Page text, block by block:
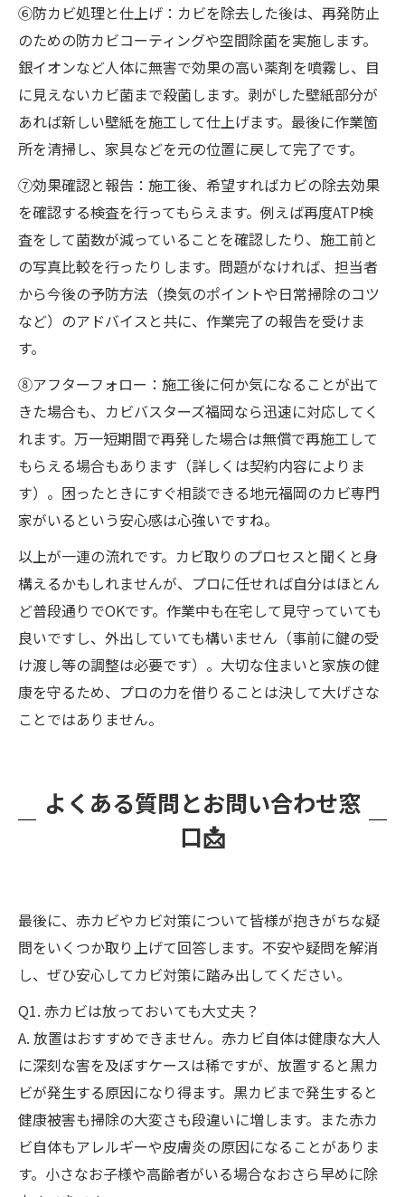
⑥防カビ処理と仕上げ：カビを除去した後は、再発防止
のための防カビコーティングや空間除菌を実施します。
銀イオンなど人体に無害で効果の高い薬剤を噴霧し、目
に見えないカビ菌まで殺菌します。剥がした壁紙部分が
あれば新しい壁紙を施工して仕上げます。最後に作業箇
所を清掃し、家具などを元の位置に戻して完了です。
⑦効果確認と報告：施工後、希望すればカビの除去効果
を確認する検査を行ってもらえます。例えば再度ATP検
査をして菌数が減っていることを確認したり、施工前と
の写真比較を行ったりします。問題がなければ、担当者
から今後の予防方法（換気のポイントや日常掃除のコツ
など）のアドバイスと共に、作業完了の報告を受けま
す。
⑧アフターフォロー：施工後に何か気になることが出て
きた場合も、カビバスターズ福岡なら迅速に対応してく
れます。万一短期間で再発した場合は無償で再施工して
もらえる場合もあります（詳しくは契約内容によりま
す）。困ったときにすぐ相談できる地元福岡のカビ専門
家がいるという安心感は心強いですね。
以上が一連の流れです。カビ取りのプロセスと聞くと身
構えるかもしれませんが、プロに任せれば自分はほとん
ど普段通りでOKです。作業中も在宅して見守っていても
良いですし、外出していても構いません（事前に鍵の受
け渡し等の調整は必要です）。大切な住まいと家族の健
康を守るため、プロの力を借りることは決して大げさな
ことではありません。
よくある質問とお問い合わせ窓
口📩
最後に、赤カビやカビ対策について皆様が抱きがちな疑
問をいくつか取り上げて回答します。不安や疑問を解消
し、ぜひ安心してカビ対策に踏み出してください。
Q1. 赤カビは放っておいても大丈夫？
A. 放置はおすすめできません。赤カビ自体は健康な大人
に深刻な害を及ぼすケースは稀ですが、放置すると黒カ
ビが発生する原因になり得ます。黒カビまで発生すると
健康被害も掃除の大変さも段違いに増します。また赤カ
ビ自体もアレルギーや皮膚炎の原因になることがありま
す。小さなお子様や高齢者がいる場合なおさら早めに除